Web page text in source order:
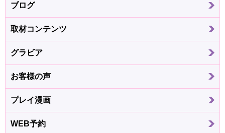
ブログ
取材コンテンツ
グラビア
お客様の声
プレイ漫画
WEB予約